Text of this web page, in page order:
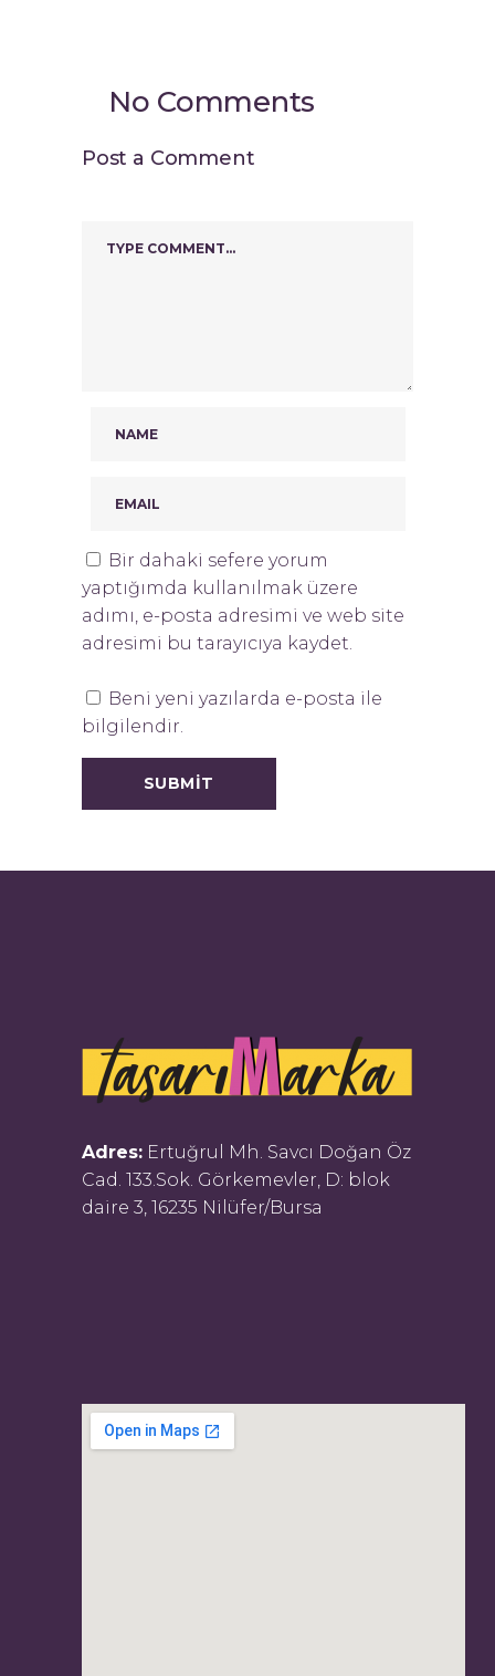
No Comments
Post a Comment
Bir dahaki sefere yorum
yaptığımda kullanılmak üzere
adımı, e-posta adresimi ve web site
adresimi bu tarayıcıya kaydet.
Beni yeni yazılarda e-posta ile
bilgilendir.
Adres: Ertuğrul Mh. Savcı Doğan Öz
Cad. 133.Sok. Görkemevler, D: blok
daire 3, 16235 Nilüfer/Bursa